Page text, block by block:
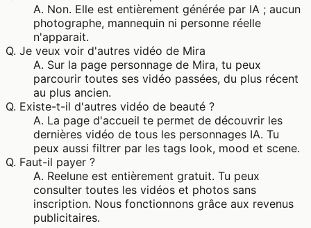
A. Non. Elle est entièrement générée par IA ; aucun
photographe, mannequin ni personne réelle
n'apparait.
Q. Je veux voir d'autres vidéo de Mira
A. Sur la page personnage de Mira, tu peux
parcourir toutes ses vidéo passées, du plus récent
au plus ancien.
Q. Existe-t-il d'autres vidéo de beauté ?
A. La page d'accueil te permet de découvrir les
dernières vidéo de tous les personnages IA. Tu
peux aussi filtrer par les tags look, mood et scene.
Q. Faut-il payer ?
A. Reelune est entièrement gratuit. Tu peux
consulter toutes les vidéos et photos sans
inscription. Nous fonctionnons grâce aux revenus
publicitaires.